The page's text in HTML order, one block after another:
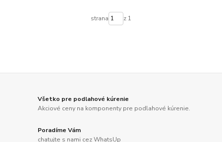
strana z 1
Všetko pre podlahové kúrenie
Akciové ceny na komponenty pre podlahové kúrenie.
Poradíme Vám
chatujte s nami cez WhatsUp